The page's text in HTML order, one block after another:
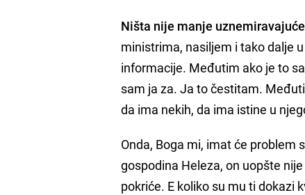
Ništa nije manje
ministrima, nasiljem i tako dalje
informacije. Međutim ako je to
sam ja za. Ja to čestitam.
da ima nekih, da ima istine u
Onda, Boga mi, imat će problem
gospodina Heleza, on uopšte
pokriće. E koliko su mu ti dokazi